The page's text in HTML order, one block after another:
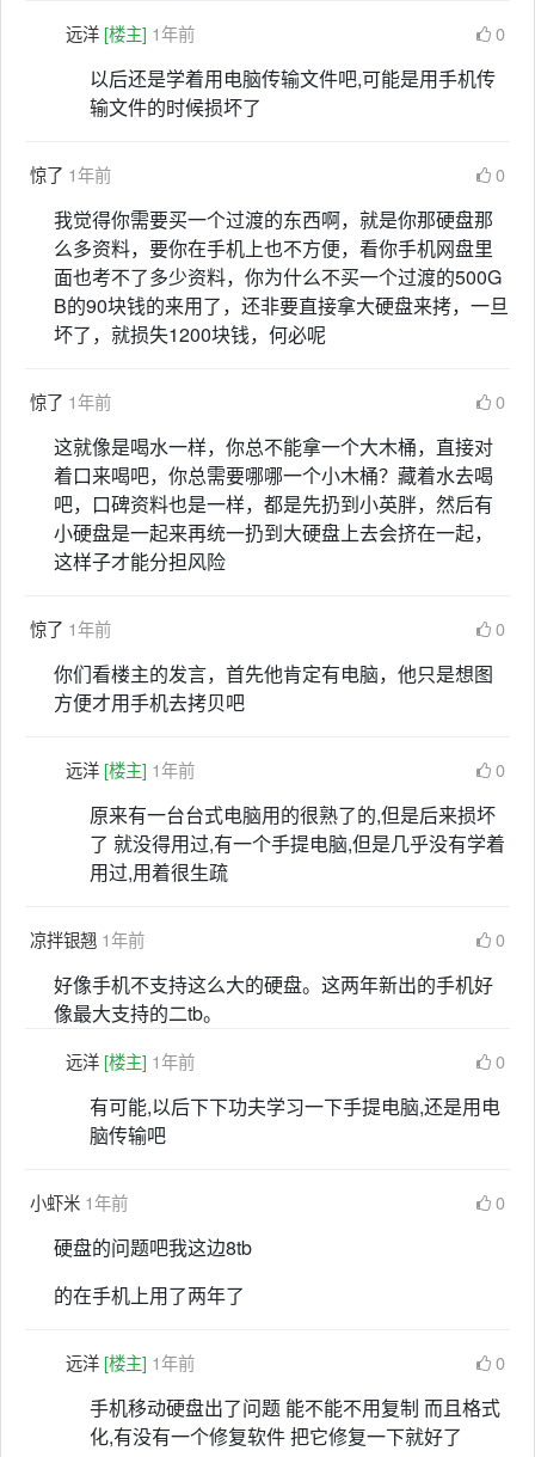
远洋 [楼主] 1年前 0
以后还是学着用电脑传输文件吧,可能是用手机传
输文件的时候损坏了
惊了 1年前 0
我觉得你需要买一个过渡的东西啊，就是你那硬盘那
么多资料，要你在手机上也不方便，看你手机网盘里
面也考不了多少资料，你为什么不买一个过渡的500G
B的90块钱的来用了，还非要直接拿大硬盘来拷，一旦
坏了，就损失1200块钱，何必呢
惊了 1年前 0
这就像是喝水一样，你总不能拿一个大木桶，直接对
着口来喝吧，你总需要哪哪一个小木桶？藏着水去喝
吧，口碑资料也是一样，都是先扔到小英胖，然后有
小硬盘是一起来再统一扔到大硬盘上去会挤在一起，
这样子才能分担风险
惊了 1年前 0
你们看楼主的发言，首先他肯定有电脑，他只是想图
方便才用手机去拷贝吧
远洋 [楼主] 1年前 0
原来有一台台式电脑用的很熟了的,但是后来损坏
了 就没得用过,有一个手提电脑,但是几乎没有学着
用过,用着很生疏
凉拌银翘 1年前 0
好像手机不支持这么大的硬盘。这两年新出的手机好
像最大支持的二tb。
远洋 [楼主] 1年前 0
有可能,以后下下功夫学习一下手提电脑,还是用电
脑传输吧
小虾米 1年前 0
硬盘的问题吧我这边8tb
的在手机上用了两年了
远洋 [楼主] 1年前 0
手机移动硬盘出了问题 能不能不用复制 而且格式
化,有没有一个修复软件 把它修复一下就好了